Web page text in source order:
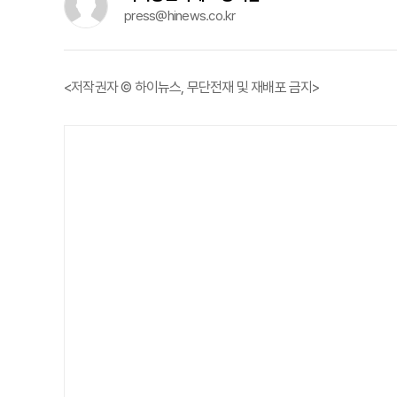
press@hinews.co.kr
<저작권자 © 하이뉴스, 무단전재 및 재배포 금지>